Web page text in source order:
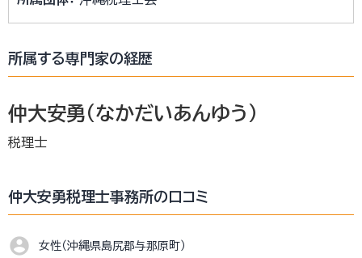
所属する専門家の経歴
仲大安勇（なかだいあんゆう）
税理士
仲大安勇税理士事務所の口コミ
account_circle 女性（沖縄県島尻郡与那原町）